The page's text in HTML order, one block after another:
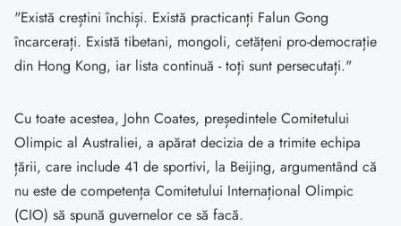
"Există creștini închiși. Există practicanți Falun Gong
încarcerați. Există tibetani, mongoli, cetățeni pro-democrație
din Hong Kong, iar lista continuă - toți sunt persecutați."
Cu toate acestea, John Coates, președintele Comitetului
Olimpic al Australiei, a apărat decizia de a trimite echipa
țării, care include 41 de sportivi, la Beijing, argumentând că
nu este de competența Comitetului Internațional Olimpic
(CIO) să spună guvernelor ce să facă.